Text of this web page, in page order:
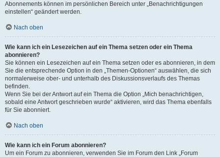
Abonnements können im persönlichen Bereich unter „Benachrichtigungen
einstellen“ geändert werden.
Nach oben
Wie kann ich ein Lesezeichen auf ein Thema setzen oder ein Thema
abonnieren?
Sie können ein Lesezeichen auf ein Thema setzen oder es abonnieren, in dem
Sie die entsprechende Option in den „Themen-Optionen“ auswählen, die sich
normalerweise ober- und unterhalb des Diskussionsverlaufs des Themas
befinden.
Wenn Sie bei der Antwort auf ein Thema die Option „Mich benachrichtigen,
sobald eine Antwort geschrieben wurde“ aktivieren, wird das Thema ebenfalls
für Sie abonniert.
Nach oben
Wie kann ich ein Forum abonnieren?
Um ein Forum zu abonnieren, verwenden Sie im Forum den Link „Forum